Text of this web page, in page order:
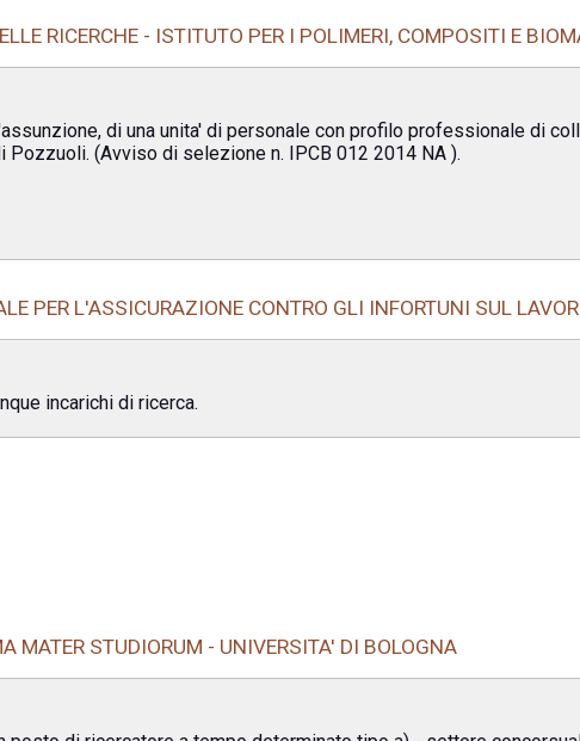
RICERCHE - ISTITUTO PER I POLIMERI, COMPOSITI E
di una unita' di personale con profilo professionale di
(Avviso di selezione n. IPCB 012 2014 NA ).
PER L'ASSICURAZIONE CONTRO GLI INFORTUNI SUL
incarichi di ricerca.
MATER STUDIORUM - UNIVERSITA' DI BOLOGNA